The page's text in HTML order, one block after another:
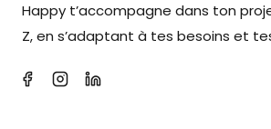
Happy t’accompagne dans ton
Z, en s’adaptant à tes besoins et